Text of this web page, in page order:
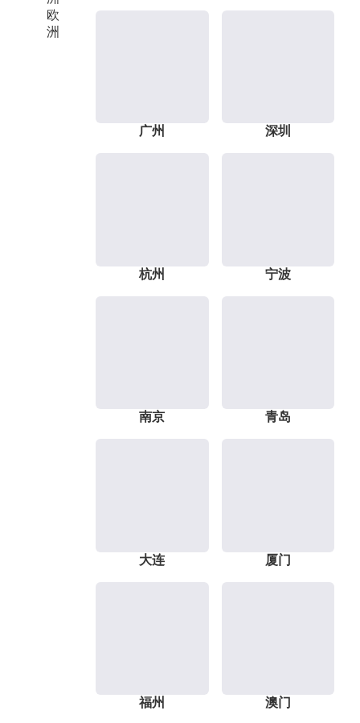
欧
洲
广州 深圳
杭州 宁波
南京 青岛
大连 厦门
福州 澳门